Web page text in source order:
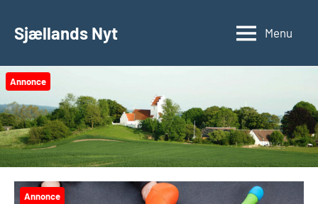
Sjællands Nyt Menu
Annonce
Annonce